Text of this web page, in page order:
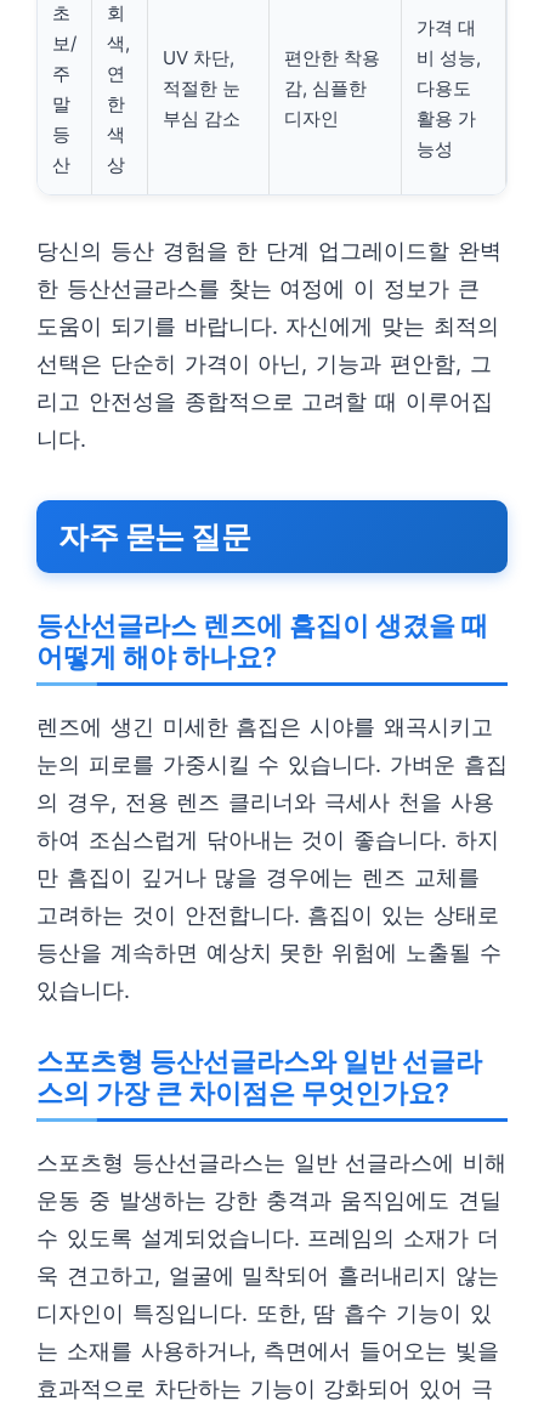
초
보/
주
말
등
산
회
색,
연
한
색
상
UV 차단,
적절한 눈
부심 감소
편안한 착용
감, 심플한
디자인
가격 대
비 성능,
다용도
활용 가
능성
당신의 등산 경험을 한 단계 업그레이드할 완벽
한 등산선글라스를 찾는 여정에 이 정보가 큰
도움이 되기를 바랍니다. 자신에게 맞는 최적의
선택은 단순히 가격이 아닌, 기능과 편안함, 그
리고 안전성을 종합적으로 고려할 때 이루어집
니다.
자주 묻는 질문
등산선글라스 렌즈에 흠집이 생겼을 때
어떻게 해야 하나요?
렌즈에 생긴 미세한 흠집은 시야를 왜곡시키고
눈의 피로를 가중시킬 수 있습니다. 가벼운 흠집
의 경우, 전용 렌즈 클리너와 극세사 천을 사용
하여 조심스럽게 닦아내는 것이 좋습니다. 하지
만 흠집이 깊거나 많을 경우에는 렌즈 교체를
고려하는 것이 안전합니다. 흠집이 있는 상태로
등산을 계속하면 예상치 못한 위험에 노출될 수
있습니다.
스포츠형 등산선글라스와 일반 선글라
스의 가장 큰 차이점은 무엇인가요?
스포츠형 등산선글라스는 일반 선글라스에 비해
운동 중 발생하는 강한 충격과 움직임에도 견딜
수 있도록 설계되었습니다. 프레임의 소재가 더
욱 견고하고, 얼굴에 밀착되어 흘러내리지 않는
디자인이 특징입니다. 또한, 땀 흡수 기능이 있
는 소재를 사용하거나, 측면에서 들어오는 빛을
효과적으로 차단하는 기능이 강화되어 있어 극